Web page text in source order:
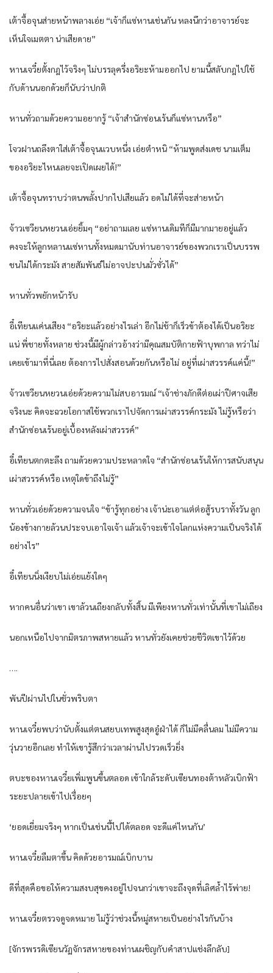
เต้าจื้อจุนส่ายหน้าพลางเอ่ย “เจ้าก็แซ่หานเช่นกัน หลงนึกว่าอาจารย์จะ
เห็นใจเมตตา น่าเสียดาย”
หานเจวี๋ยตั้งกฎไว้จริงๆ ไม่บรรลุครึ่งอริยะห้ามออกไป ยามนี้สลับกฎไปใช้
กับด้านนอกด้วยก็นับว่าปกติ
หานทั่วถามด้วยความอยากรู้ “เจ้าสำนักซ่อนเร้นก็แซ่หานหรือ”
โจวฝานถลึงตาใส่เต้าจื้อจุนแวบหนึ่ง เอ่ยตำหนิ “ห้ามพูดส่งเดช นามเต็ม
ของอริยะไหนเลยจะเปิดเผยได้!”
เต้าจื้อจุนทราบว่าตนพลั้งปากไปเสียแล้ว อดไม่ได้ที่จะส่ายหน้า
จ้าวเซวียนหยวนเอ่ยยิ้มๆ “อย่าถามเลย แซ่หานเดิมทีก็มีมากมายอยู่แล้ว
คงจะให้ลูกหลานแซ่หานทั้งหมดมานับท่านอาจารย์ของพวกเราเป็นบรรพ
ชนไม่ได้กระมัง สายสัมพันธ์ไม่อาจปะปนมั่วซั่วได้”
หานทั่วพยักหน้ารับ
อี๋เทียนแค่นเสียง “อริยะแล้วอย่างไรเล่า อีกไม่ช้าก็เร็วข้าต้องได้เป็นอริยะ
แน่ พี่ชายทั้งหลาย ช่วงนี้มีผู้กล่าวอ้างว่ามีคุณสมบัติกายฟ้าบุพกาล ทว่าไม่
เคยเข้ามาที่นี่เลย ต้องการไปสั่งสอนด้วยกันหรือไม่ อยู่ที่เผ่าสวรรค์แค่นี้!”
จ้าวเซวียนหยวนเอ่ยด้วยความไม่สบอารมณ์ “เจ้าช่างภักดีต่อเผ่าปีศาจเสีย
จริงนะ คิดจะฉวยโอกาสใช้พวกเราไปจัดการเผ่าสวรรค์กระมัง ไม่รู้หรือว่า
สำนักซ่อนเร้นอยู่เบื้องหลังเผ่าสวรรค์”
อี๋เทียนตกตะลึง ถามด้วยความประหลาดใจ “สำนักซ่อนเร้นให้การสนับสนุน
เผ่าสวรรค์หรือ เหตุใดข้าถึงไม่รู้”
หานทั่วเอ่ยด้วยความจนใจ “ข้ารู้ทุกอย่าง เจ้าน่ะเอาแต่ต่อสู้รบราทั้งวัน ลูก
น้องข้างกายล้วนประจบเอาใจเจ้า แล้วเจ้าจะเข้าใจโลกแห่งความเป็นจริงได้
อย่างไร”
อี๋เทียนนิ่งเงียบไม่เอ่ยแย้งใดๆ
หากคนอื่นว่าเขา เขาล้วนเถียงกลับทั้งสิ้น มีเพียงหานทั่วเท่านั้นที่เขาไม่เถียง
นอกเหนือไปจากมิตรภาพสหายแล้ว หานทั่วยังเคยช่วยชีวิตเขาไว้ด้วย
….
พันปีผ่านไปในชั่วพริบตา
หานเจวี๋ยพบว่านับตั้งแต่ตนสยบเทพสูงสุดอู๋ฝ่าได้ ก็ไม่มีคลื่นลม ไม่มีความ
วุ่นวายอีกเลย ทำให้เขารู้สึกว่าเวลาผ่านไปรวดเร็วยิ่ง
ตบะของหานเจวี๋ยเพิ่มพูนขึ้นตลอด เข้าใกล้ระดับเซียนทองต้าหลัวเบิกฟ้า
ระยะปลายเข้าไปเรื่อยๆ
‘ยอดเยี่ยมจริงๆ หากเป็นเช่นนี้ไปได้ตลอด จะดีแค่ไหนกัน’
หานเจวี๋ยลืมตาขึ้น คิดด้วยอารมณ์เบิกบาน
ดีที่สุดคือขอให้ความสงบสุขคงอยู่ไปจนกว่าเขาจะถึงจุดที่เลิศล้ำไร้พ่าย!
หานเจวี๋ยตรวจดูจดหมาย ไม่รู้ว่าช่วงนี้หมู่สหายเป็นอย่างไรกันบ้าง
[จักรพรรดิเซียนวัฏจักรสหายของท่านเผชิญกับคำสาปแช่งลึกลับ]